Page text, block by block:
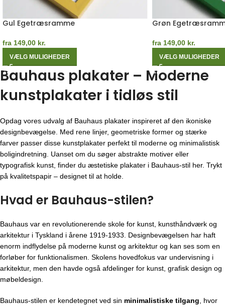
Gul Egetræsramme
fra 149,00 kr.
VÆLG MULIGHEDER
Grøn
fra 149,00 kr.
VÆLG MULIGHEDER
Bauhaus plakater – Moderne
kunstplakater i tidløs stil
Opdag vores udvalg af Bauhaus plakater inspireret af den ikoniske
designbevægelse. Med rene linjer, geometriske former og stærke
farver passer disse kunstplakater perfekt til moderne og minimalistisk
boligindretning. Uanset om du søger abstrakte motiver eller
typografisk kunst, finder du æstetiske plakater i Bauhaus-stil her. Trykt
på kvalitetspapir – designet til at holde.
Hvad er Bauhaus-stilen?
Bauhaus var en revolutionerende skole for kunst, kunsthåndværk og
arkitektur i Tyskland i årene 1919-1933. Designbevægelsen har haft
enorm indflydelse på moderne kunst og arkitektur og kan ses som en
forløber for funktionalismen. Skolens hovedfokus var undervisning i
arkitektur, men den havde også afdelinger for kunst, grafisk design og
møbeldesign.
Bauhaus-stilen er kendetegnet ved sin minimalistiske tilgang , hvor